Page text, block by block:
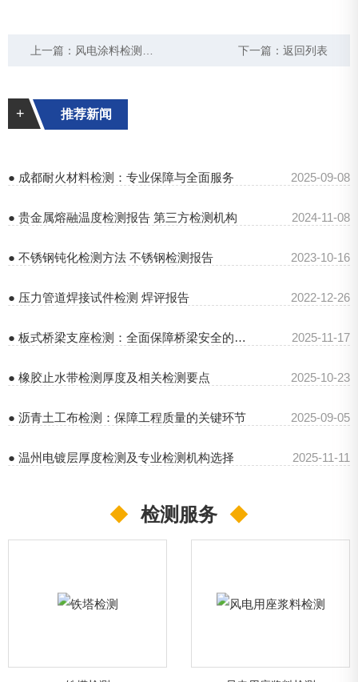
上一篇： 风电涂料检测机构：中钢国检为风电行业保驾护航 下一篇： 返回列表
+ 推荐新闻
● 成都耐火材料检测：专业保障与全面服务 2025-09-08
● 贵金属熔融温度检测报告 第三方检测机构 2024-11-08
● 不锈钢钝化检测方法 不锈钢检测报告 2023-10-16
● 压力管道焊接试件检测 焊评报告 2022-12-26
● 板式桥梁支座检测：全面保障桥梁安全的关键 2025-11-17
● 橡胶止水带检测厚度及相关检测要点 2025-10-23
● 沥青土工布检测：保障工程质量的关键环节 2025-09-05
● 温州电镀层厚度检测及专业检测机构选择 2025-11-11
◆ 检测服务 ◆